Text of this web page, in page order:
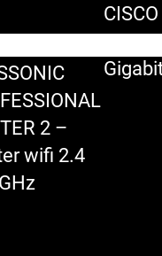
2 –
wifi 2.4
20 –